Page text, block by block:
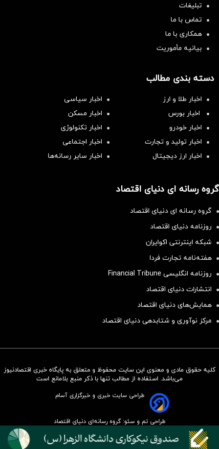
سرمایه‌گذاری همسنگ با شاخص
تبلیغات
تماس با ما
همکاری با ما
بیانیه مأموریت
دسته بندی مطالب
اخبار طلا و ارز
اخبار سیاسی
اخبار بورس
اخبار مسکن
اخبار خودرو
اخبار تکنولوژی
اخبار تولید و تجارت
اخبار اجتماعی
اخبار ارز دیجیتال
اخبار سایر رسانه‌‌ها
گروه رسانه ای دنیای اقتصاد
گروه رسانه ای دنیای اقتصاد
روزنامه دنیای اقتصاد
شبکه اینترنتی اکوایران
هفته‌نامه تجارت فردا
روزنامه انگلیسی Financial Tribune
انتشارات دنیای اقتصاد
همایش‌های دنیای اقتصاد
مرکز نوآوری و شتابدهی دنیای اقتصاد
کلیه حقوق مادی و معنوی این سایت محفوظ و متعلق به پایگاه خبری اقتصادنیوز
می‌باشد. استفاده از مطالب تنها با ذکر منبع بلامانع است
طراحی سایت خبری و خبرگزاری آسام
طراحی تم و سئو: گروه رسانه‌ای دنیای اقتصاد